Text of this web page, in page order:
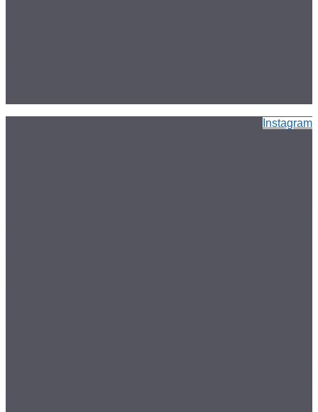
Instagram